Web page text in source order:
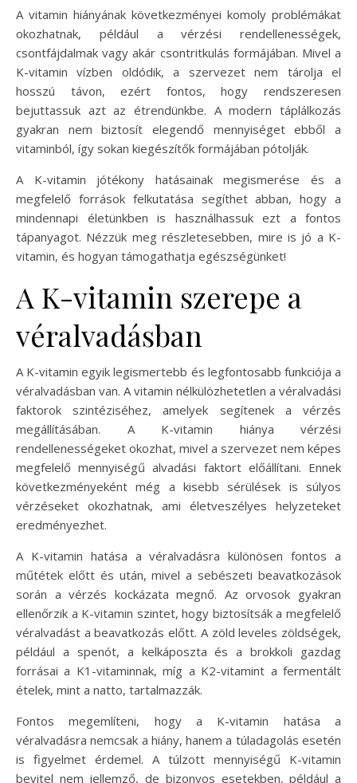
A vitamin hiányának következményei komoly problémákat
okozhatnak, például a vérzési rendellenességek,
csontfájdalmak vagy akár csontritkulás formájában. Mivel a
K-vitamin vízben oldódik, a szervezet nem tárolja el
hosszú távon, ezért fontos, hogy rendszeresen
bejuttassuk azt az étrendünkbe. A modern táplálkozás
gyakran nem biztosít elegendő mennyiséget ebből a
vitaminból, így sokan kiegészítők formájában pótolják.
A K-vitamin jótékony hatásainak megismerése és a
megfelelő források felkutatása segíthet abban, hogy a
mindennapi életünkben is használhassuk ezt a fontos
tápanyagot. Nézzük meg részletesebben, mire is jó a K-
vitamin, és hogyan támogathatja egészségünket!
A K-vitamin szerepe a
véralvadásban
A K-vitamin egyik legismertebb és legfontosabb funkciója a
véralvadásban van. A vitamin nélkülözhetetlen a véralvadási
faktorok szintéziséhez, amelyek segítenek a vérzés
megállításában. A K-vitamin hiánya vérzési
rendellenességeket okozhat, mivel a szervezet nem képes
megfelelő mennyiségű alvadási faktort előállítani. Ennek
következményeként még a kisebb sérülések is súlyos
vérzéseket okozhatnak, ami életveszélyes helyzeteket
eredményezhet.
A K-vitamin hatása a véralvadásra különösen fontos a
műtétek előtt és után, mivel a sebészeti beavatkozások
során a vérzés kockázata megnő. Az orvosok gyakran
ellenőrzik a K-vitamin szintet, hogy biztosítsák a megfelelő
véralvadást a beavatkozás előtt. A zöld leveles zöldségek,
például a spenót, a kelkáposzta és a brokkoli gazdag
forrásai a K1-vitaminnak, míg a K2-vitamint a fermentált
ételek, mint a natto, tartalmazzák.
Fontos megemlíteni, hogy a K-vitamin hatása a
véralvadásra nemcsak a hiány, hanem a túladagolás esetén
is figyelmet érdemel. A túlzott mennyiségű K-vitamin
bevitel nem jellemző, de bizonyos esetekben, például a